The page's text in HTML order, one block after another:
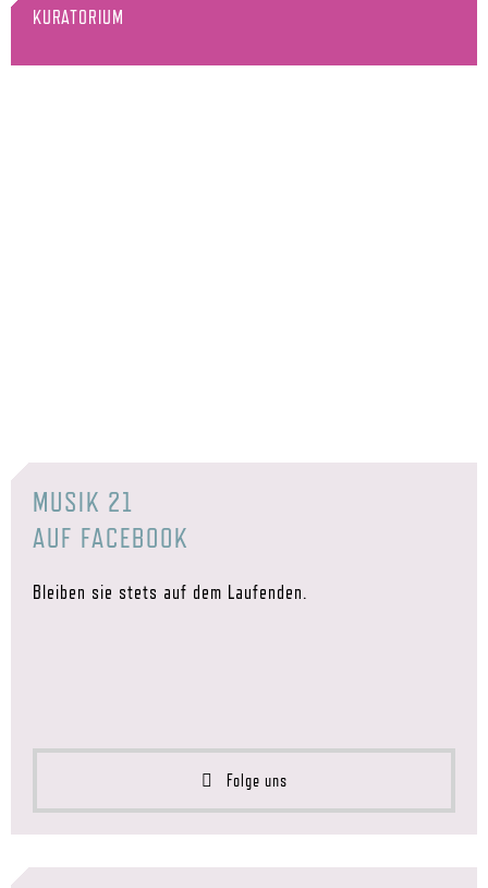
KURATORIUM
MUSIK 21
AUF FACEBOOK
Bleiben sie stets auf dem Laufenden.
Folge uns